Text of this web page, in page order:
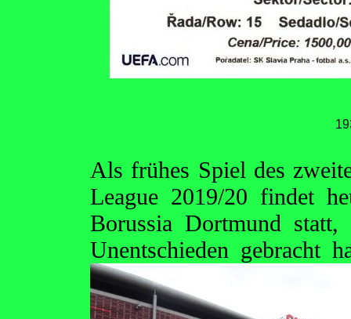
Als frühes Spiel des
League 2019/20 findet
Borussia Dortmund
Unentschieden gebracht